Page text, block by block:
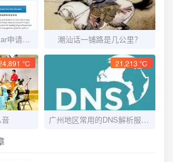
全球通用头像Gravatar申请教程 潮汕话一铺路是几公里？
℃ 21,213 ℃
广州地区常用的DNS解析服务器